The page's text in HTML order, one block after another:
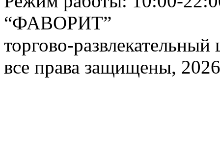
“ФАВОРИТ”
торгово-развлекательный
все права защищены,